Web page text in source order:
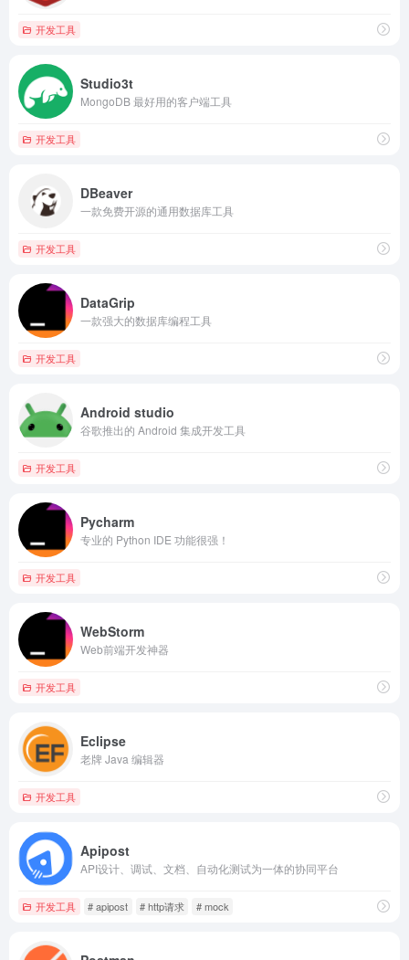
开发工具
Studio3t
MongoDB 最好用的客户端工具
开发工具
DBeaver
一款免费开源的通用数据库工具
开发工具
DataGrip
一款强大的数据库编程工具
开发工具
Android studio
谷歌推出的 Android 集成开发工具
开发工具
Pycharm
专业的 Python IDE 功能很强！
开发工具
WebStorm
Web前端开发神器
开发工具
Eclipse
老牌 Java 编辑器
开发工具
Apipost
API设计、调试、文档、自动化测试为一体的协同平台
开发工具 # apipost # http请求 # mock